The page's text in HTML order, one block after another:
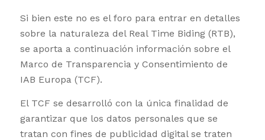
Si bien este no es el foro para entrar en detalles
sobre la naturaleza del Real Time Biding (RTB),
se aporta a continuación información sobre el
Marco de Transparencia y Consentimiento de
IAB Europa (TCF).
El TCF se desarrolló con la única finalidad de
garantizar que los datos personales que se
tratan con fines de publicidad digital se traten